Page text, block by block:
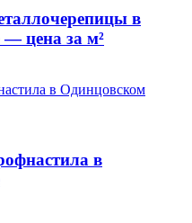
в
цена за м²
в